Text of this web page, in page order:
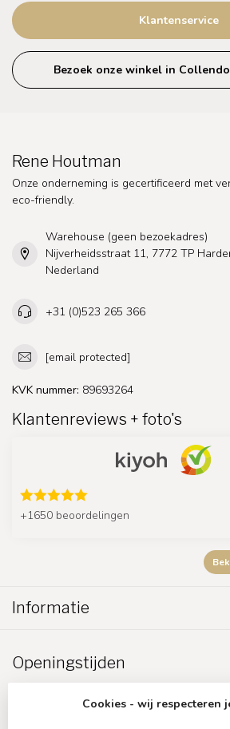
Klantenservice
Bezoek onze winkel in
Rene Houtman
Onze onderneming is gecertificeerd met
eco-friendly.
Warehouse (geen bezoekadres)
Nijverheidsstraat 11, 7772 TP
Nederland
+31 (0)523 265 366
[email protected]
KVK nummer: 89693264
Klantenreviews + foto's
+1650 beoordelingen
Informatie
Openingstijden
Cookies - wij respecteren